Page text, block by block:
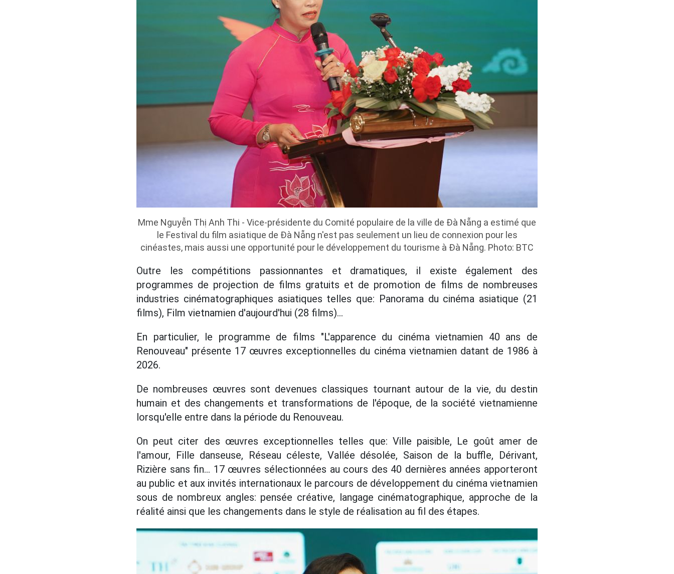
Mme Nguyễn Thị Anh Thi - Vice-présidente du Comité populaire de la ville de Đà Nẵng a estimé que
le Festival du film asiatique de Đà Nẵng n'est pas seulement un lieu de connexion pour les
cinéastes, mais aussi une opportunité pour le développement du tourisme à Đà Nẵng. Photo: BTC
Outre les compétitions passionnantes et dramatiques, il existe également des
programmes de projection de films gratuits et de promotion de films de nombreuses
industries cinématographiques asiatiques telles que: Panorama du cinéma asiatique (21
films), Film vietnamien d'aujourd'hui (28 films)...
En particulier, le programme de films "L'apparence du cinéma vietnamien 40 ans de
Renouveau" présente 17 œuvres exceptionnelles du cinéma vietnamien datant de 1986 à
2026.
De nombreuses œuvres sont devenues classiques tournant autour de la vie, du destin
humain et des changements et transformations de l'époque, de la société vietnamienne
lorsqu'elle entre dans la période du Renouveau.
On peut citer des œuvres exceptionnelles telles que: Ville paisible, Le goût amer de
l'amour, Fille danseuse, Réseau céleste, Vallée désolée, Saison de la buffle, Dérivant,
Rizière sans fin... 17 œuvres sélectionnées au cours des 40 dernières années apporteront
au public et aux invités internationaux le parcours de développement du cinéma vietnamien
sous de nombreux angles: pensée créative, langage cinématographique, approche de la
réalité ainsi que les changements dans le style de réalisation au fil des étapes.